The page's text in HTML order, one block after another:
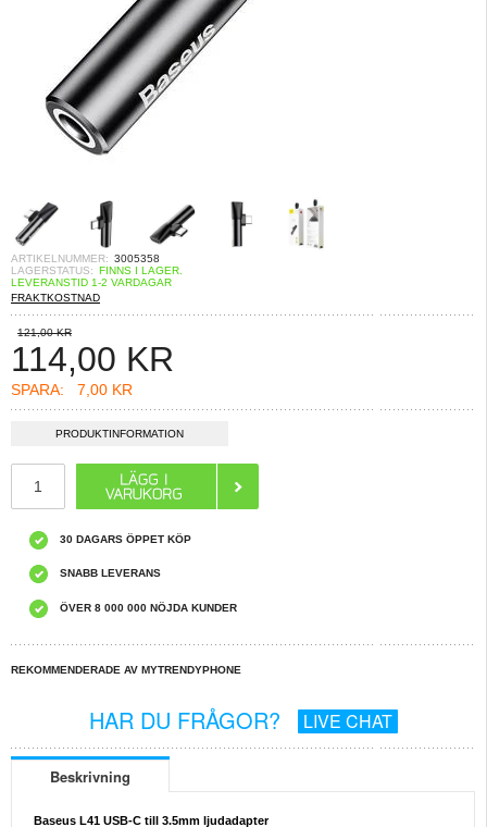
ARTIKELNUMMER: 3005358
LAGERSTATUS: FINNS I LAGER.
LEVERANSTID 1-2 VARDAGAR
FRAKTKOSTNAD
121,00 KR
114,00 KR
SPARA: 7,00 KR
PRODUKTINFORMATION
30 DAGARS ÖPPET KÖP
SNABB LEVERANS
ÖVER 8 000 000 NÖJDA KUNDER
REKOMMENDERADE AV MYTRENDYPHONE
HAR DU FRÅGOR? LIVE CHAT
Beskrivning
Baseus L41 USB-C till 3.5mm ljudadapter